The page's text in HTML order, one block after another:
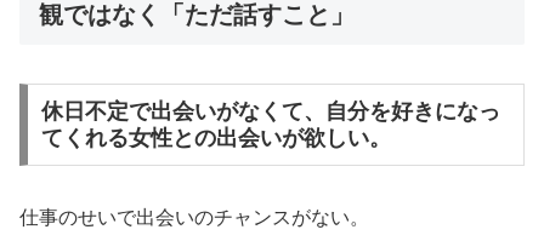
観ではなく「ただ話すこと」
休日不定で出会いがなくて、自分を好きになっ
てくれる女性との出会いが欲しい。
仕事のせいで出会いのチャンスがない。